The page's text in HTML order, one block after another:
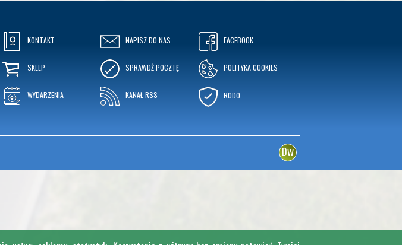
KONTAKT
SKLEP
WYDARZENIA
NAPISZ DO NAS
SPRAWDŹ POCZTĘ
KANAŁ RSS
FACEBOOK
POLITYKA COOKIES
RODO
Dw